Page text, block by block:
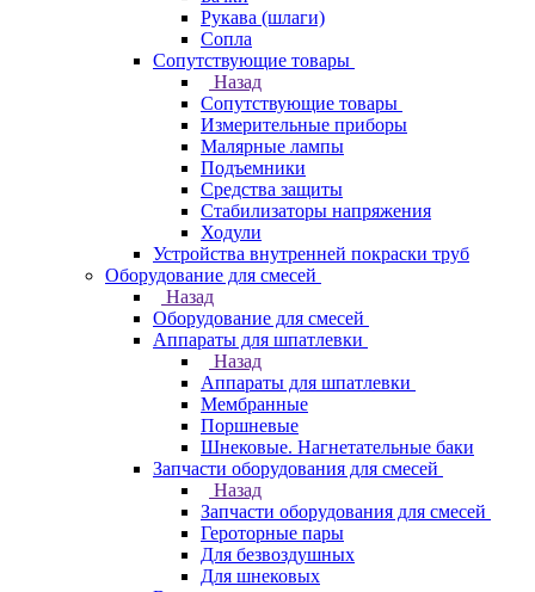
Рукава (шлаги)
Сопла
Сопутствующие товары
Назад
Сопутствующие товары
Измерительные приборы
Малярные лампы
Подъемники
Средства защиты
Стабилизаторы напряжения
Ходули
Устройства внутренней покраски труб
Оборудование для смесей
Назад
Оборудование для смесей
Аппараты для шпатлевки
Назад
Аппараты для шпатлевки
Мембранные
Поршневые
Шнековые. Нагнетательные баки
Запчасти оборудования для смесей
Назад
Запчасти оборудования для смесей
Героторные пары
Для безвоздушных
Для шнековых